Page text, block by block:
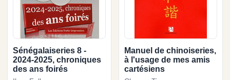
Sénégalaiseries 8 -
2024-2025, chroniques
des ans foirés
Manuel de chinoiseries,
à l'usage de mes amis
cartésiens